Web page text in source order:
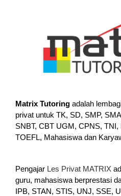
Matrix Tutoring adalah
privat untuk TK, SD, SMP,
SNBT, CBT UGM, CPNS, TNI,
TOEFL, Mahasiswa dan
Pengajar Les Privat MATRIX
guru, mahasiswa berprestasi
IPB, STAN, STIS, UNJ, SSE,